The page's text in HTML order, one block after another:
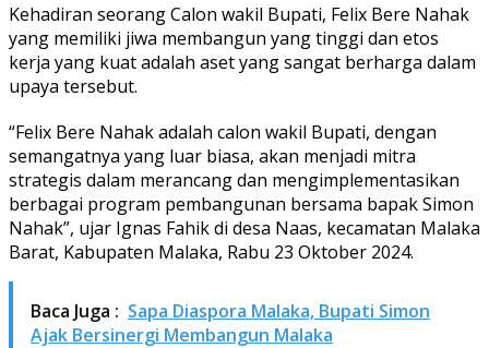
Kehadiran seorang Calon wakil Bupati, Felix Bere Nahak
yang memiliki jiwa membangun yang tinggi dan etos
kerja yang kuat adalah aset yang sangat berharga dalam
upaya tersebut.
“Felix Bere Nahak adalah calon wakil Bupati, dengan
semangatnya yang luar biasa, akan menjadi mitra
strategis dalam merancang dan mengimplementasikan
berbagai program pembangunan bersama bapak Simon
Nahak”, ujar Ignas Fahik di desa Naas, kecamatan Malaka
Barat, Kabupaten Malaka, Rabu 23 Oktober 2024.
Baca Juga : Sapa Diaspora Malaka, Bupati Simon
Ajak Bersinergi Membangun Malaka